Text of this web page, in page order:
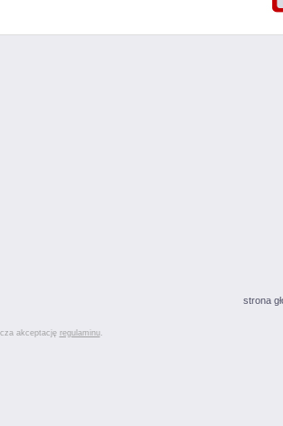
strona
akceptację regulaminu.